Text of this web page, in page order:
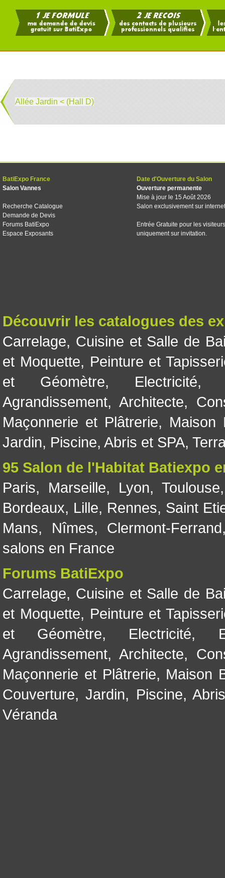
Allée Jardin < (Hall D)
BatiExpo France
Salon Vannes
Recherche Catalogue
Demande de Devis
Forums BatiExpo
Espace Exposants
Date d'Ouverture du Salon
Ouverture permanente
Mise à jour le 15 Août 2026
Salon exclusivement sur internet
Entrée Gratuite pour les visiteurs
uniquement sur invitation.
Découvrir les catalogues des
Carrelage, Cuisine et Salle de
et Moquette, Peinture et
et Géomètre, Electricité
Agrandissement, Architecte,
Maçonnerie et Plâtrerie, Maison
Jardin, Piscine, Abris et SPA,
95 Salon de l'Habitat Batiexpo
Paris, Marseille, Lyon, Toulouse
Bordeaux, Lille, Rennes, Saint
Mans, Nîmes, Clermont-Ferrand
salons en France
Forums BatiExpo
Carrelage, Cuisine et Salle de
et Moquette, Peinture et
et Géomètre, Electricité,
Agrandissement, Architecte,
Maçonnerie et Plâtrerie, Maison
Couverture,Jardin, Piscine,
Véranda